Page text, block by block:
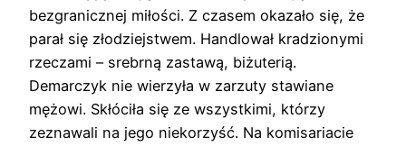
bezgranicznej miłości. Z czasem okazało się, że
parał się złodziejstwem. Handlował kradzionymi
rzeczami – srebrną zastawą, biżuterią.
Demarczyk nie wierzyła w zarzuty stawiane
mężowi. Skłóciła się ze wszystkimi, którzy
zeznawali na jego niekorzyść. Na komisariacie